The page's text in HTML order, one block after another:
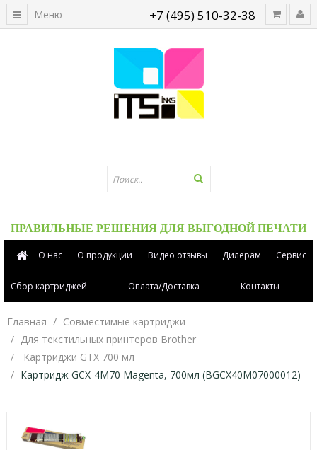
+7 (495) 510-32-38
ПРАВИЛЬНЫЕ РЕШЕНИЯ ДЛЯ ВЫГОДНОЙ ПЕЧАТИ
Меню
О нас О продукции Видео отзывы Дилерам Сервис
Сбор картриджей Оплата/Доставка Контакты
Главная
Совместимые картриджи
Для текстильных принтеров Brother
Картриджи GTX 700 мл
Картридж GCX-4M70 Magenta, 700мл (BGCX40M07000012)